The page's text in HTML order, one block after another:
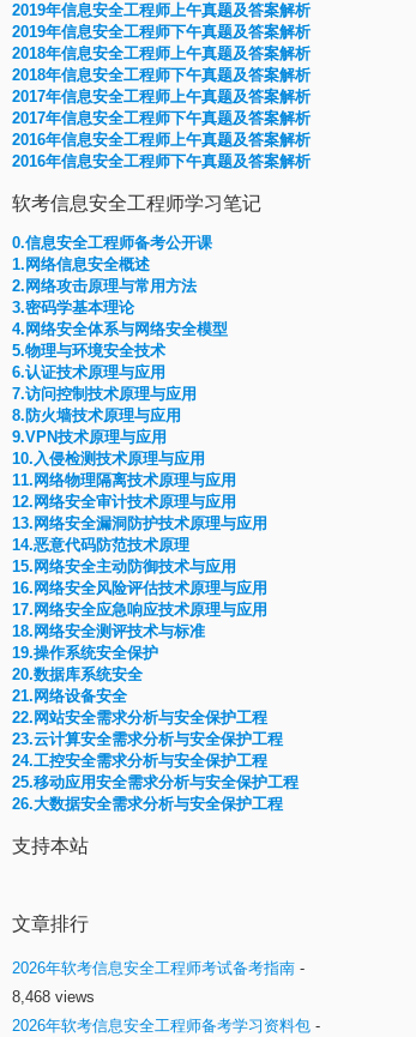
2019年信息安全工程师上午真题及答案解析
2019年信息安全工程师下午真题及答案解析
2018年信息安全工程师上午真题及答案解析
2018年信息安全工程师下午真题及答案解析
2017年信息安全工程师上午真题及答案解析
2017年信息安全工程师下午真题及答案解析
2016年信息安全工程师上午真题及答案解析
2016年信息安全工程师下午真题及答案解析
软考信息安全工程师学习笔记
0.信息安全工程师备考公开课
1.网络信息安全概述
2.网络攻击原理与常用方法
3.密码学基本理论
4.网络安全体系与网络安全模型
5.物理与环境安全技术
6.认证技术原理与应用
7.访问控制技术原理与应用
8.防火墙技术原理与应用
9.VPN技术原理与应用
10.入侵检测技术原理与应用
11.网络物理隔离技术原理与应用
12.网络安全审计技术原理与应用
13.网络安全漏洞防护技术原理与应用
14.恶意代码防范技术原理
15.网络安全主动防御技术与应用
16.网络安全风险评估技术原理与应用
17.网络安全应急响应技术原理与应用
18.网络安全测评技术与标准
19.操作系统安全保护
20.数据库系统安全
21.网络设备安全
22.网站安全需求分析与安全保护工程
23.云计算安全需求分析与安全保护工程
24.工控安全需求分析与安全保护工程
25.移动应用安全需求分析与安全保护工程
26.大数据安全需求分析与安全保护工程
支持本站
文章排行
2026年软考信息安全工程师考试备考指南 -
8,468 views
2026年软考信息安全工程师备考学习资料包 -